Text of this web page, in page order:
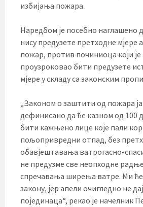
избијања пожара.
Наредбом је посебно наглашено
нису предузете претходне мјере
пожар, против починиоца који
проузроковао бити предузете
мјере у складу са законским
„Законом о заштити од пожара
дефинисано да ће казном од 100
бити кажњено лице које пали
пољопривредни отпад, без
обавјештавања ватрогасно-
не предузме све неопходне
спречавања ширења ватре. Ми
закону, јер апели очигледно не
појединаца“, рекао је начелник